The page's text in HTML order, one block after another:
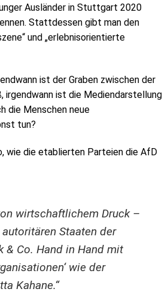
Ausländer in Stuttgart 2020
Stattdessen gibt man den
und „erlebnisorientierte
ist der Graben zwischen der
ist die Mediendarstellung
die Menschen neue
tun?
wie die etablierten Parteien die AfD
wirtschaftlichem Druck –
Staaten der
& Co. Hand in Hand mit
wie der
Kahane.“